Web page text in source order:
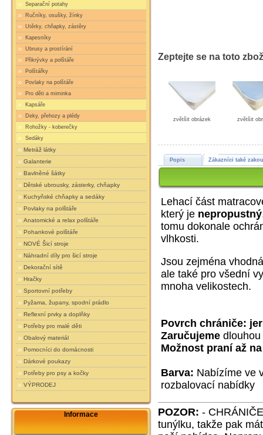
Separační potahy
Ručníky, osušky, žínky
Utěrky, chňapky, zástěry
Kapesníky
Ubrusy a prostírání
Přikrývky a polštáře
Polštářky
Povlaky na polštáře
Pro děti a miminka
Kapsáře
Deky, přehozy a plédy
Rohožky - koberečky
Sedáky
Metráž látky
Galanterie
Bavlněné šátky
Dětské ubrousky, zásterky, chňapky
Kuchyňské chňapky a sedáky
Povlaky na polštáře
Anatomické a relax polštáře
Pohankové polštáře
NOVÉ Šicí stroje
Náhradní díly pro šicí stroje
Dekorační sítě
Hračky
Sportovní potřeby
Pyžama, župany, spodní prádlo
Reflexní prvky a doplňky
Potřeby pro malé děti
Obalový materiál
Pomocníci do domácnosti
Dárkové poukazy
Potřeby pro psy a kočky
VÝPRODEJ
Informace
Zeptejte se na toto
zvětšit obrázek zvětšit
Popis Zákazníci také
Lehací část
který je nepropustný
tomu dokonale
vlhkosti.
Jsou zejména
ale také pro všední
mnoha velikostech.
Povrch chrániče:
Zaručujeme
Možnost praní až na
Barva: Nabízíme ve
rozbalovací nabídky
POZOR: -
tunýlku, takže pak